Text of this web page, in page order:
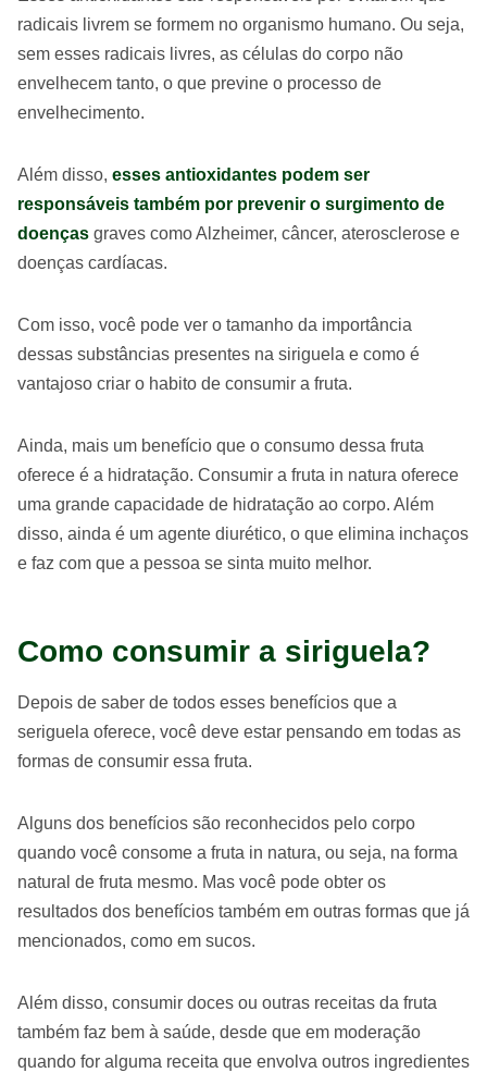
radicais livrem se formem no organismo humano. Ou seja,
sem esses radicais livres, as células do corpo não
envelhecem tanto, o que previne o processo de
envelhecimento.
Além disso, esses antioxidantes podem ser
responsáveis também por prevenir o surgimento de
doenças graves como Alzheimer, câncer, aterosclerose e
doenças cardíacas.
Com isso, você pode ver o tamanho da importância
dessas substâncias presentes na siriguela e como é
vantajoso criar o habito de consumir a fruta.
Ainda, mais um benefício que o consumo dessa fruta
oferece é a hidratação. Consumir a fruta in natura oferece
uma grande capacidade de hidratação ao corpo. Além
disso, ainda é um agente diurético, o que elimina inchaços
e faz com que a pessoa se sinta muito melhor.
Como consumir a siriguela?
Depois de saber de todos esses benefícios que a
seriguela oferece, você deve estar pensando em todas as
formas de consumir essa fruta.
Alguns dos benefícios são reconhecidos pelo corpo
quando você consome a fruta in natura, ou seja, na forma
natural de fruta mesmo. Mas você pode obter os
resultados dos benefícios também em outras formas que já
mencionados, como em sucos.
Além disso, consumir doces ou outras receitas da fruta
também faz bem à saúde, desde que em moderação
quando for alguma receita que envolva outros ingredientes